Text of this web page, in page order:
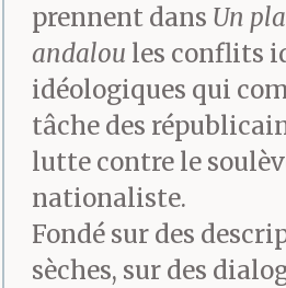
prennent dans Un
andalou les conflits
idéologiques qui
tâche des
lutte contre le
nationaliste.
Fondé sur des
sèches, sur des